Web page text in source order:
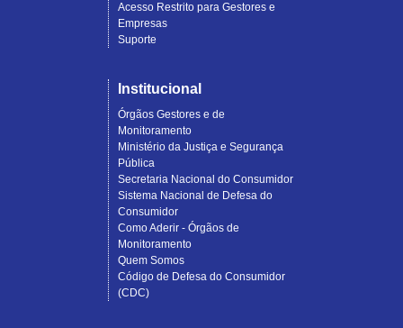
Acesso Restrito para Gestores e
Empresas
Suporte
Institucional
Órgãos Gestores e de
Monitoramento
Ministério da Justiça e Segurança
Pública
Secretaria Nacional do Consumidor
Sistema Nacional de Defesa do
Consumidor
Como Aderir - Órgãos de
Monitoramento
Quem Somos
Código de Defesa do Consumidor
(CDC)